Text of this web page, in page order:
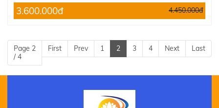
3.600.000đ 4.450.000đ
Page 2
/ 4
First Prev 1 2 3 4 Next Last